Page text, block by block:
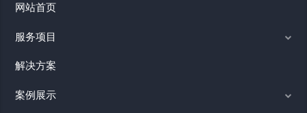
网站首页
服务项目
解决方案
案例展示